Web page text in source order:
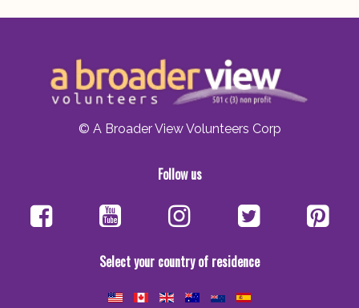
© A Broader View Volunteers Corp
Follow us
Select your country of residence